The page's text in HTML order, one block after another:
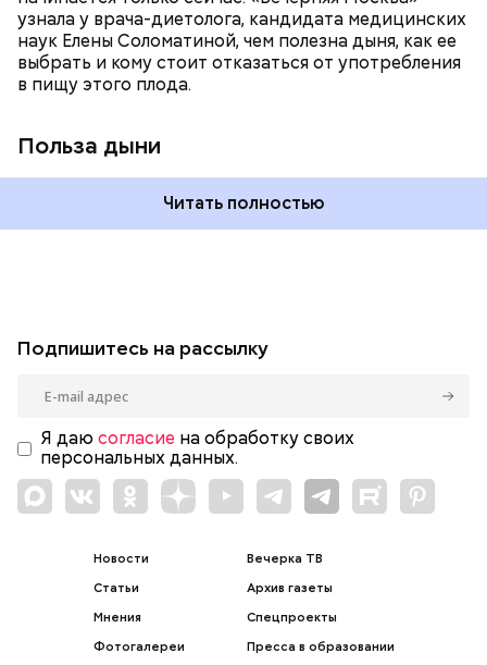
узнала у врача-диетолога, кандидата медицинских
наук Елены Соломатиной, чем полезна дыня, как ее
выбрать и кому стоит отказаться от употребления
в пищу этого плода.
Польза дыни
Читать полностью
Подпишитесь на рассылку
Я даю согласие на обработку своих
персональных данных.
Новости
Статьи
Мнения
Фотогалереи
Вечерка ТВ
Архив газеты
Спецпроекты
Пресса в образовании